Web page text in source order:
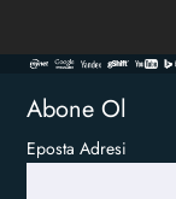
Abone Ol
Eposta Adresi